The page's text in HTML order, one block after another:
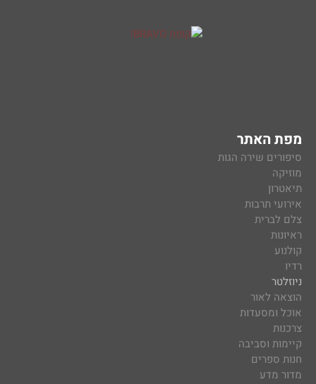
מפת האתר
סיפורים שירה הגות
מוזיקה
תיאטרון
אירועי תרבות
צלם לברית
ראיונות
קולנוע
רדיו
ניוזלטר
הוצאה לאור
אוכל ומסעדות
צרכנות
קיימות וסביבה
חנות ספרים
מדור מדע